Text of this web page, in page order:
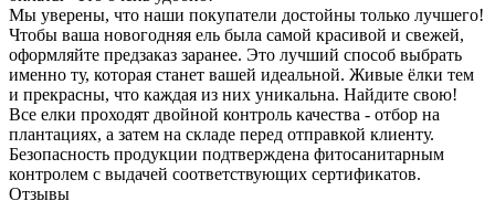
Мы уверены, что наши покупатели достойны только лучшего!
Чтобы ваша новогодняя ель была самой красивой и свежей,
оформляйте предзаказ заранее. Это лучший способ выбрать
именно ту, которая станет вашей идеальной. Живые ёлки тем
и прекрасны, что каждая из них уникальна. Найдите свою!
Все елки проходят двойной контроль качества - отбор на
плантациях, а затем на складе перед отправкой клиенту.
Безопасность продукции подтверждена фитосанитарным
контролем с выдачей соответствующих сертификатов.
Отзывы